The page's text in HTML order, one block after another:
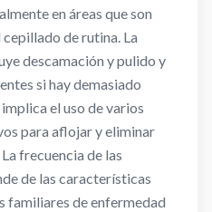
en áreas que son
de rutina. La
descamación y pulido y
si hay demasiado
el uso de varios
para aflojar y eliminar
frecuencia de las
de las características
familiares de enfermedad